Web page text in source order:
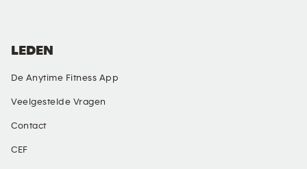
LEDEN
De Anytime Fitness App
Veelgestelde Vragen
Contact
CEF